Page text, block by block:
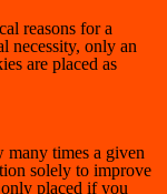
reasons for a
necessity, only an
are placed as
many times a given
solely to improve
placed if you